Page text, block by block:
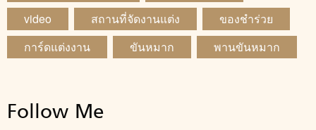
video
สถานที่จัดงานแต่ง
ของชำร่วย
การ์ดแต่งงาน
ขันหมาก พานขันหมาก
Follow Me